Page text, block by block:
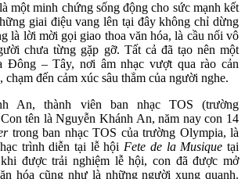
một minh chứng sống động cho sức mạnh kết
giai điệu vang lên tại đây không chỉ dừng
là lời mời gọi giao thoa văn hóa, là cầu nối vô
chưa từng gặp gỡ. Tất cả đã tạo nên một
Đông – Tây, nơi âm nhạc vượt qua rào cản
chạm đến cảm xúc sâu thẳm của người nghe.
An, thành viên ban nhạc TOS (trường
tên là Nguyễn Khánh An, năm nay con 14
trong ban nhạc TOS của trường Olympia, là
trình diễn tại lễ hội Fete de la Musique tại
khi được trải nghiệm lễ hội, con đã được mở
hóa cũng như là những người xung quanh.